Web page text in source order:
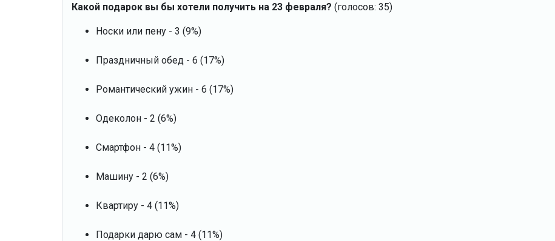
Какой подарок вы бы хотели получить на 23 февраля? (голосов: 35)
Носки или пену - 3 (9%)
Праздничный обед - 6 (17%)
Романтический ужин - 6 (17%)
Одеколон - 2 (6%)
Смартфон - 4 (11%)
Машину - 2 (6%)
Квартиру - 4 (11%)
Подарки дарю сам - 4 (11%)